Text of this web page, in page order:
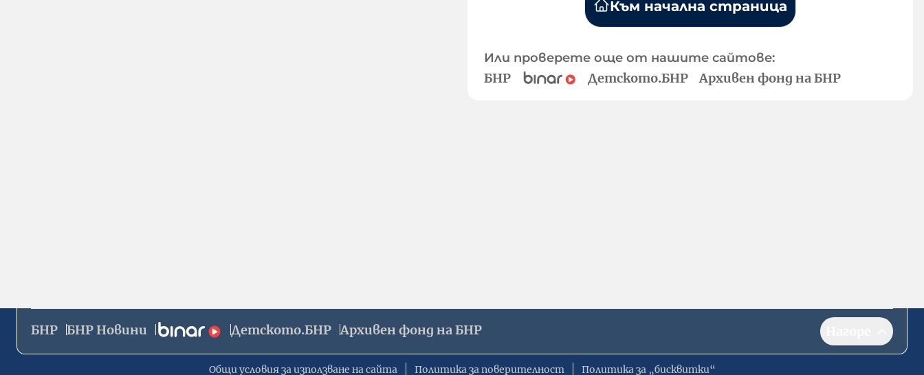
Към начална страница
Или проверете още от нашите сайтове:
БНР Детското.БНР Архивен фонд на БНР
БНР БНР Новини Детското.БНР Архивен фонд на БНР
Общи условия за използване на сайта Политика за поверителност Политика за „бисквитки“